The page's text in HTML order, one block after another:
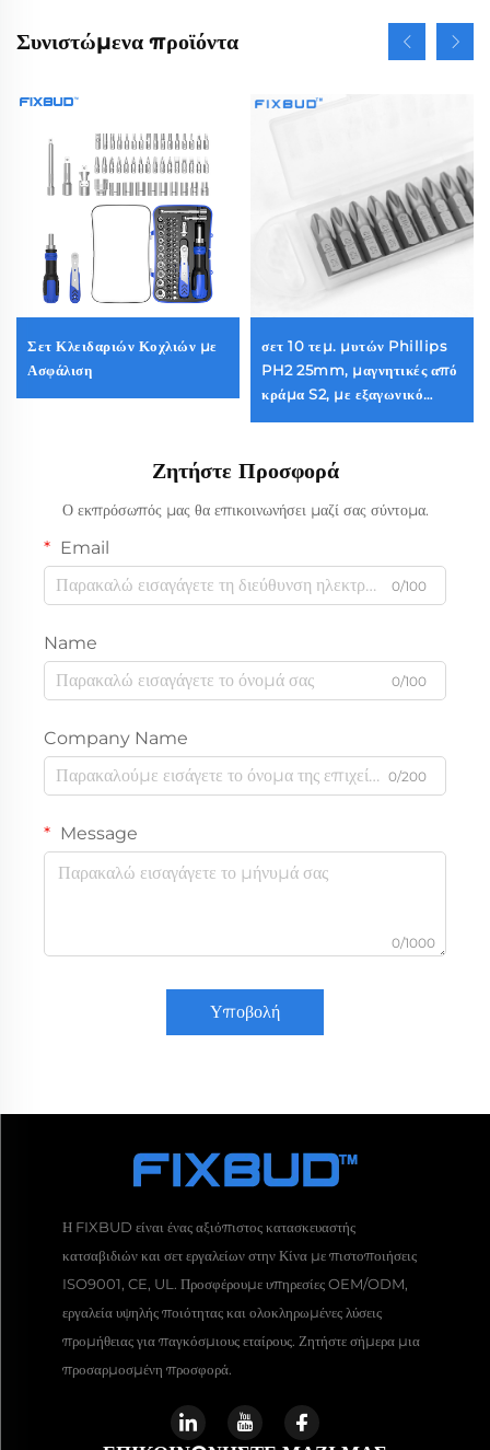
Συνιστώμενα προϊόντα
Σετ Κλειδαριών Κοχλιών με
Ασφάλιση
σετ 10 τεμ. μυτών Phillips
PH2 25mm, μαγνητικές από
κράμα S2, με εξαγωνικό
Ζητήστε Προσφορά
Ο εκπρόσωπός μας θα επικοινωνήσει μαζί σας σύντομα.
Email
0/100
Name
0/100
Company Name
0/200
Message
0/1000
Υποβολή
Η FIXBUD είναι ένας αξιόπιστος κατασκευαστής
κατσαβιδιών και σετ εργαλείων στην Κίνα με πιστοποιήσεις
ISO9001, CE, UL. Προσφέρουμε υπηρεσίες OEM/ODM,
εργαλεία υψηλής ποιότητας και ολοκληρωμένες λύσεις
προμήθειας για παγκόσμιους εταίρους. Ζητήστε σήμερα μια
προσαρμοσμένη προσφορά.